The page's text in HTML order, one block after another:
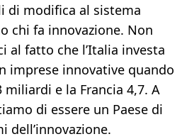
di modifica al sistema
chi fa innovazione. Non
al fatto che l’Italia investa
imprese innovative quando
miliardi e la Francia 4,7. A
di essere un Paese di
dell’innovazione.